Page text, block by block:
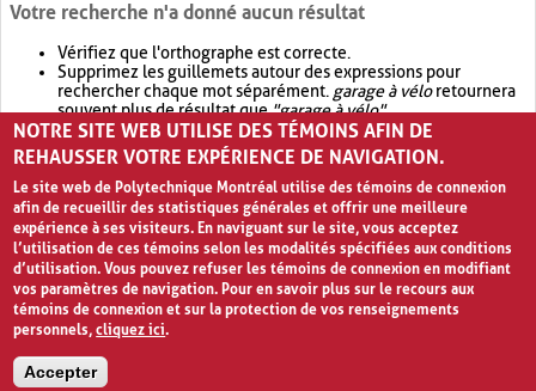
Votre recherche n'a donné aucun résultat
Vérifiez que l'orthographe est correcte.
Supprimez les guillemets autour des expressions pour
rechercher chaque mot séparément. garage à véloretournera
souvent plus de résultat que"garage à vélo".
Envisagez d'élargir votre recherche avec OR.garage OR vélo
retournera souvent plus de résultat quegarage à vélo
NOTRE SITE WEB UTILISE DES TÉMOINS AFIN DE
REHAUSSER VOTRE EXPÉRIENCE DE NAVIGATION.
Le site web de Polytechnique Montréal utilise des témoins de connexion
afin de recueillir des statistiques générales et offrir une meilleure
expérience à ses visiteurs. En naviguant sur le site, vous acceptez
l’utilisation de ces témoins selon les modalités spécifiées aux conditions
d’utilisation. Vous pouvez refuser les témoins de connexion en modifiant
vos paramètres de navigation. Pour en savoir plus sur le recours aux
témoins de connexion et sur la protection de vos renseignements
personnels,cliquez ici.
Accepter